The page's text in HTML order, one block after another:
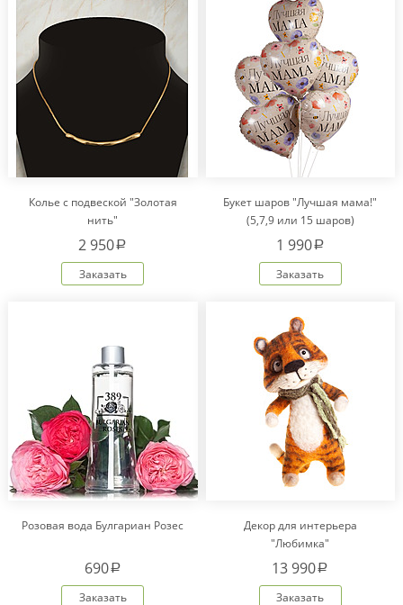
Колье с подвеской "Золотая
нить"
2 950a
Заказать
Букет шаров "Лучшая мама!"
(5,7,9 или 15 шаров)
1 990a
Заказать
Розовая вода Булгариан Розес
690a
Заказать
Декор для интерьера
"Любимка"
13 990a
Заказать